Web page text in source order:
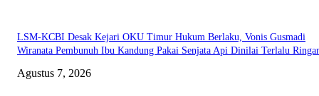
LSM-KCBI Desak Kejari OKU Timur Hukum Berlaku, Vonis Gusmadi
Wiranata Pembunuh Ibu Kandung Pakai Senjata Api Dinilai Terlalu
Agustus 7, 2026